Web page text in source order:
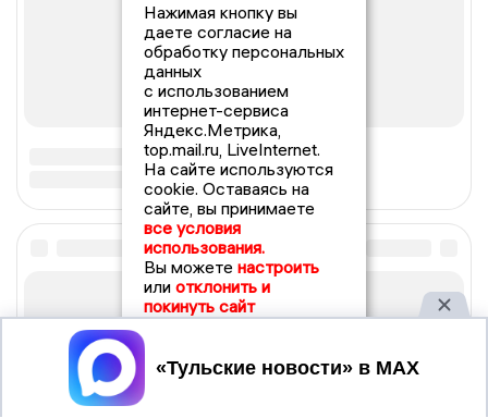
Нажимая кнопку вы
даете согласие на
обработку персональных
данных
с использованием
интернет-сервиса
Яндекс.Метрика,
top.mail.ru, LiveInternet.
На сайте используются
cookie. Оставаясь на
сайте, вы принимаете
все условия
использования.
Вы можете настроить
или отклонить и
покинуть сайт
Принять